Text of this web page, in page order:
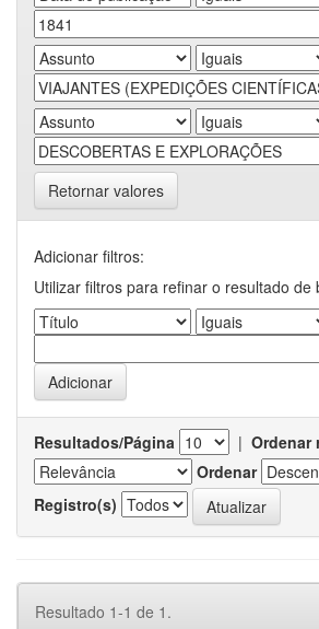
Retornar valores
Adicionar filtros:
Utilizar filtros para refinar o resultado de
Resultados/Página | Ordenar
Ordenar
Registro(s)
Resultado 1-1 de 1.